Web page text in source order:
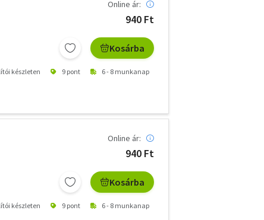
Online ár:
940 Ft
Kosárba
készleten 9 pont 6 - 8 munkanap
Online ár:
940 Ft
Kosárba
készleten 9 pont 6 - 8 munkanap